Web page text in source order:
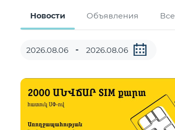
Новости Объявления Все